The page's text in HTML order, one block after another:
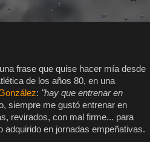
frase que quise hacer mía desde
de los años 80, en una
: "hay que entrenar en
siempre me gustó entrenar en
revirados, con mal firme... para
adquirido en jornadas empeñativas.